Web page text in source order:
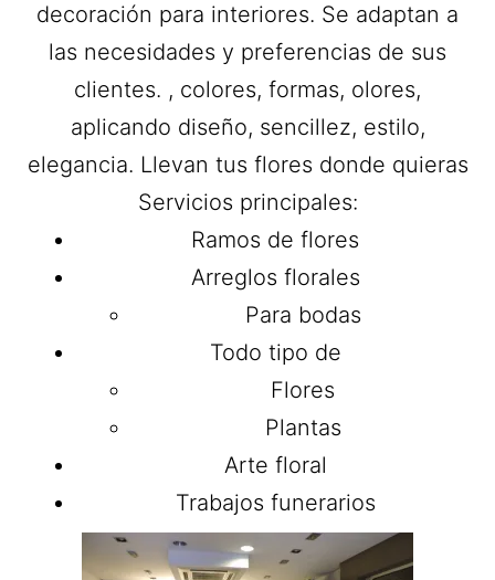
decoración para interiores. Se adaptan a
las necesidades y preferencias de sus
clientes. , colores, formas, olores,
aplicando diseño, sencillez, estilo,
elegancia. Llevan tus flores donde quieras
Servicios principales:
Ramos de flores
Arreglos florales
Para bodas
Todo tipo de
Flores
Plantas
Arte floral
Trabajos funerarios